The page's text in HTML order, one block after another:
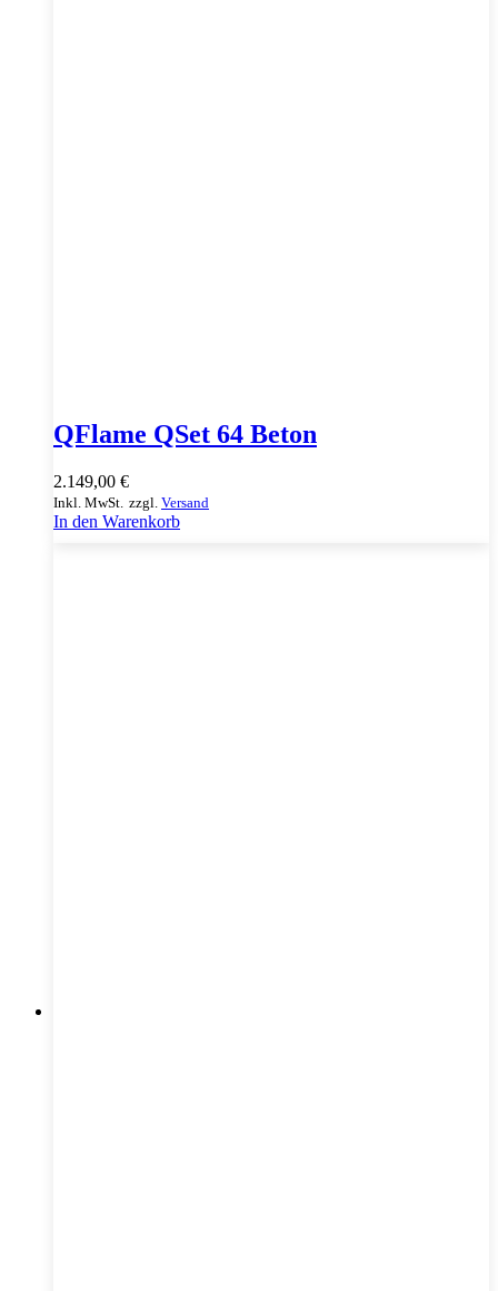
QFlame QSet 64 Beton
2.149,00 €
Inkl. MwSt. zzgl. Versand
In den Warenkorb